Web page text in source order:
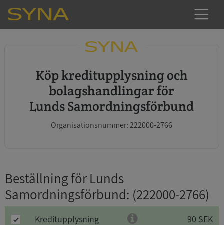
Köp kreditupplysning och
bolagshandlingar för
Lunds Samordningsförbund
Organisationsnummer: 222000-2766
Beställning för Lunds
Samordningsförbund: (222000-2766)
Kreditupplysning 90 SEK